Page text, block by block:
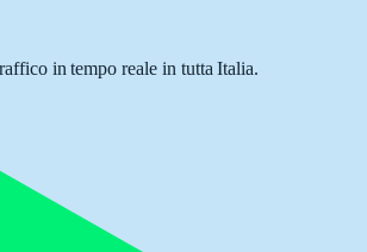
in tempo reale in tutta Italia.